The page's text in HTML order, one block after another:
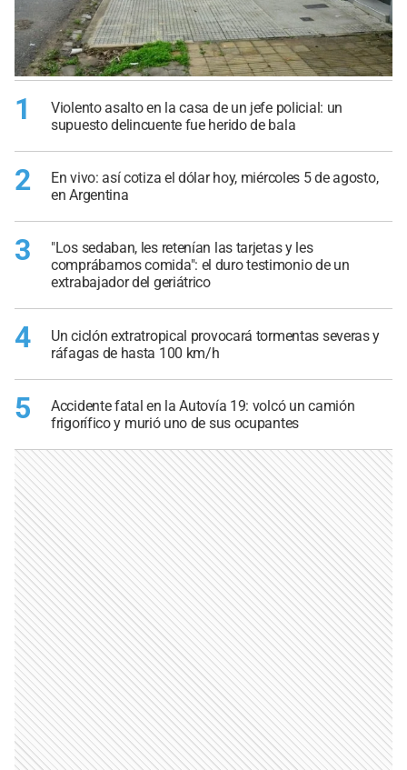
1
Violento asalto en la casa de un jefe policial: un
supuesto delincuente fue herido de bala
2
En vivo: así cotiza el dólar hoy, miércoles 5 de agosto,
en Argentina
3
"Los sedaban, les retenían las tarjetas y les
comprábamos comida": el duro testimonio de un
extrabajador del geriátrico
4
Un ciclón extratropical provocará tormentas severas y
ráfagas de hasta 100 km/h
5
Accidente fatal en la Autovía 19: volcó un camión
frigorífico y murió uno de sus ocupantes